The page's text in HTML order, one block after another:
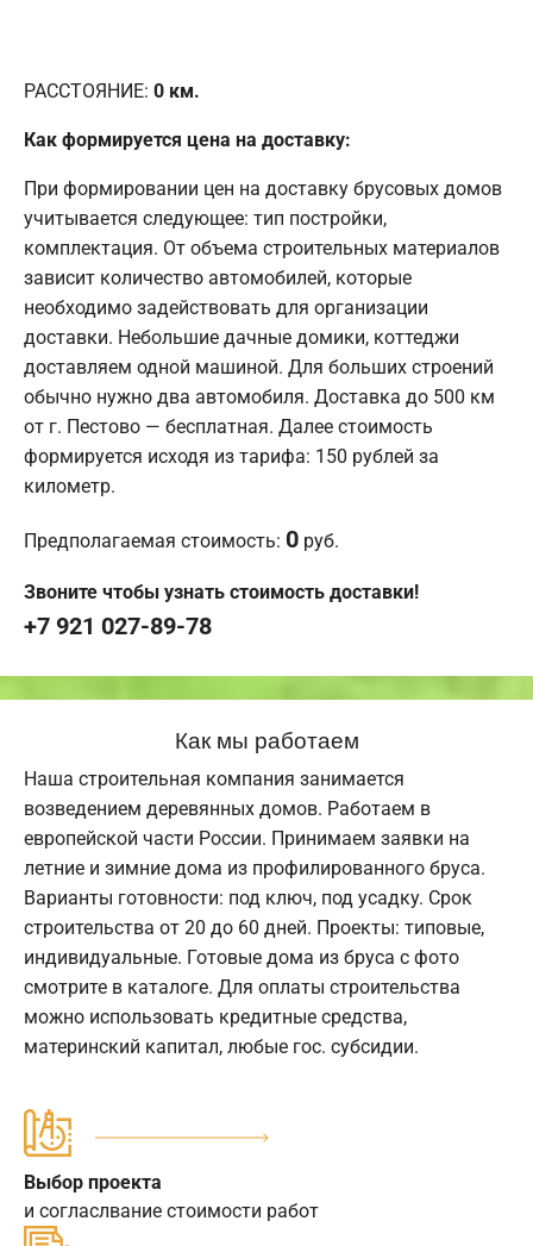
РАССТОЯНИЕ: 0 км.
Как формируется цена на доставку:
При формировании цен на доставку брусовых домов
учитывается следующее: тип постройки,
комплектация. От объема строительных материалов
зависит количество автомобилей, которые
необходимо задействовать для организации
доставки. Небольшие дачные домики, коттеджи
доставляем одной машиной. Для больших строений
обычно нужно два автомобиля. Доставка до 500 км
от г. Пестово — бесплатная. Далее стоимость
формируется исходя из тарифа: 150 рублей за
километр.
Предполагаемая стоимость: 0 руб.
Звоните чтобы узнать стоимость доставки!
+7 921 027-89-78
Как мы работаем
Наша строительная компания занимается
возведением деревянных домов. Работаем в
европейской части России. Принимаем заявки на
летние и зимние дома из профилированного бруса.
Варианты готовности: под ключ, под усадку. Срок
строительства от 20 до 60 дней. Проекты: типовые,
индивидуальные. Готовые дома из бруса с фото
смотрите в каталоге. Для оплаты строительства
можно использовать кредитные средства,
материнский капитал, любые гос. субсидии.
Выбор проекта
и согласлвание стоимости работ